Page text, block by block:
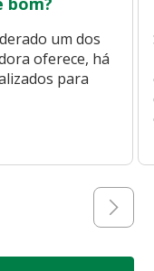
um dos
oferece, há
para